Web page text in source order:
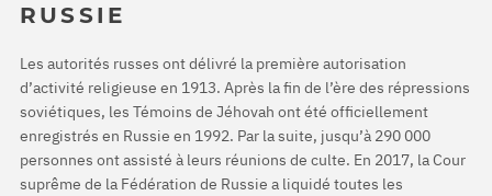
RUSSIE
Les autorités russes ont délivré la première autorisation
d’activité religieuse en 1913. Après la fin de l’ère des répressions
soviétiques, les Témoins de Jéhovah ont été officiellement
enregistrés en Russie en 1992. Par la suite, jusqu’à 290 000
personnes ont assisté à leurs réunions de culte. En 2017, la Cour
suprême de la Fédération de Russie a liquidé toutes les